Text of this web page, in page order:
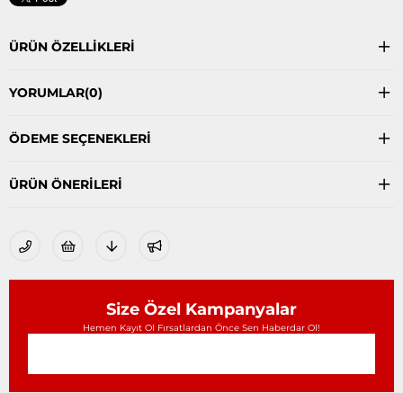
ÜRÜN ÖZELLIKLERI
YORUMLAR(0)
ÖDEME SEÇENEKLERI
ÜRÜN ÖNERILERI
Size Özel Kampanyalar
Hemen Kayıt Ol Fırsatlardan Önce Sen Haberdar Ol!